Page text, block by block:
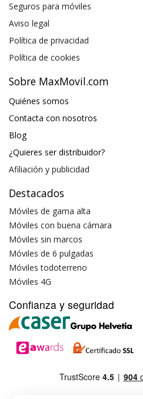
Seguros para móviles
Aviso legal
Política de privacidad
Política de cookies
Sobre MaxMovil.com
Quiénes somos
Contacta con nosotros
Blog
¿Quieres ser distribuidor?
Afiliación y publicidad
Destacados
Móviles de gama alta
Móviles con buena cámara
Móviles sin marcos
Móviles de 6 pulgadas
Móviles todoterreno
Móviles 4G
Confianza y seguridad